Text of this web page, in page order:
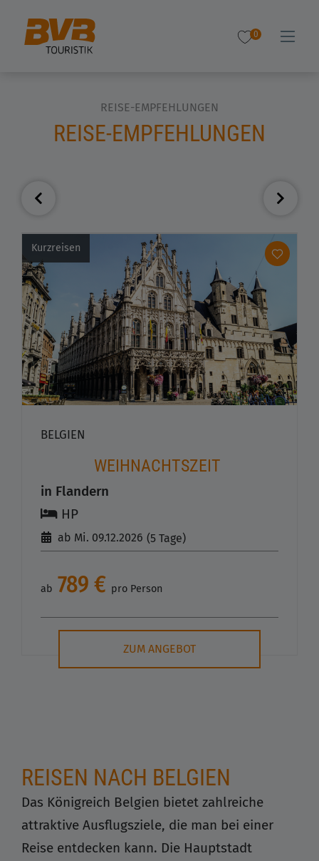
0
REISE-EMPFEHLUNGEN
REISE-EMPFEHLUNGEN
Kurzreisen
BELGIEN
WEIHNACHTSZEIT
in Flandern
HP
ab Mi. 09.12.2026 (5 Tage)
ab 789 € pro Person
ZUM ANGEBOT
REISEN NACH BELGIEN
Das Königreich Belgien bietet zahlreiche
attraktive Ausflugsziele, die man bei einer
Reise entdecken kann. Die Hauptstadt